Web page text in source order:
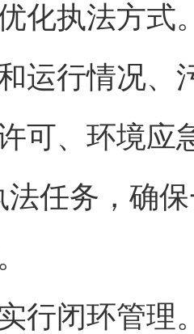
执法方式。
运行情况、
可、环境应
法任务，确
闭环管理。